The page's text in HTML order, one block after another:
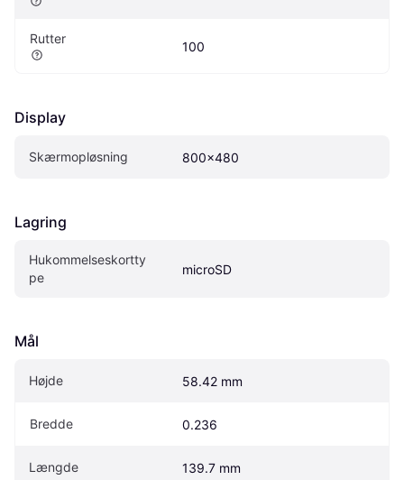
Rutter
100
Display
Skærmopløsning 800x480
Lagring
Hukommelseskortty
pe
microSD
Mål
Højde 58.42 mm
Bredde 0.236
Længde 139.7 mm